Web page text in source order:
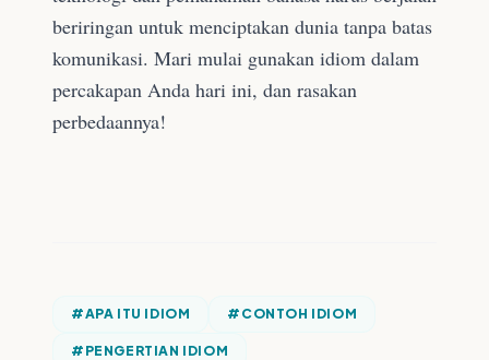
beriringan untuk menciptakan dunia tanpa batas
komunikasi. Mari mulai gunakan idiom dalam
percakapan Anda hari ini, dan rasakan
perbedaannya!
#APA ITU IDIOM # CONTOH IDIOM
# PENGERTIAN IDIOM